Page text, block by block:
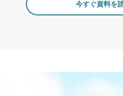
今すぐ資料を